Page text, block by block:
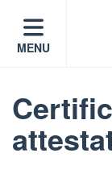
MENU